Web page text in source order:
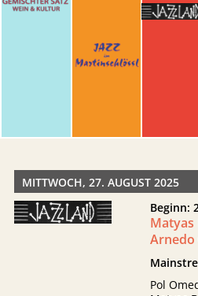
MITTWOCH, 27. AUGUST 2025
Beginn:
Matyas
Pol